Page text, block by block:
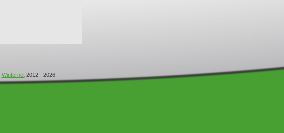
Winternet2012 - 2026